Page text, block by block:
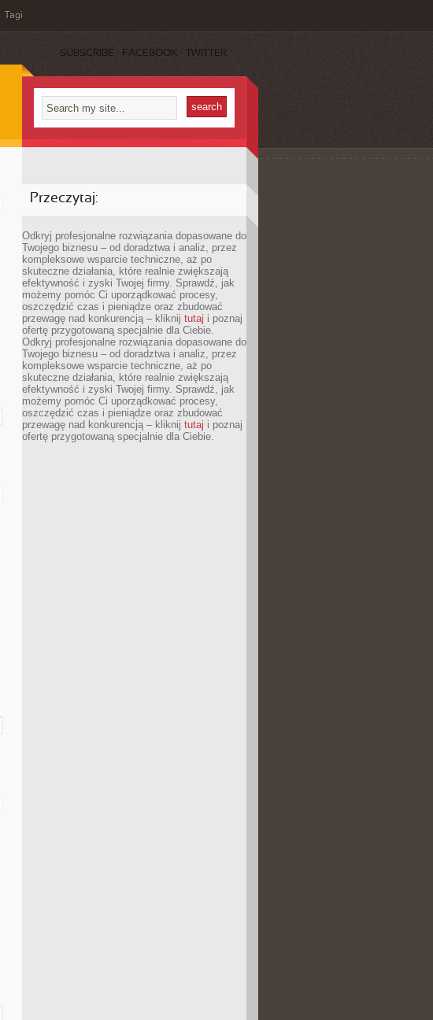
Tagi
SUBSCRIBE FACEBOOK TWITTER
Przeczytaj:
Odkryj profesjonalne rozwiązania dopasowane do
Twojego biznesu – od doradztwa i analiz, przez
kompleksowe wsparcie techniczne, aż po
skuteczne działania, które realnie zwiększają
efektywność i zyski Twojej firmy. Sprawdź, jak
możemy pomóc Ci uporządkować procesy,
oszczędzić czas i pieniądze oraz zbudować
przewagę nad konkurencją – kliknij tutaj i poznaj
ofertę przygotowaną specjalnie dla Ciebie.
Odkryj profesjonalne rozwiązania dopasowane do
Twojego biznesu – od doradztwa i analiz, przez
kompleksowe wsparcie techniczne, aż po
skuteczne działania, które realnie zwiększają
efektywność i zyski Twojej firmy. Sprawdź, jak
możemy pomóc Ci uporządkować procesy,
oszczędzić czas i pieniądze oraz zbudować
przewagę nad konkurencją – kliknij tutaj i poznaj
ofertę przygotowaną specjalnie dla Ciebie.